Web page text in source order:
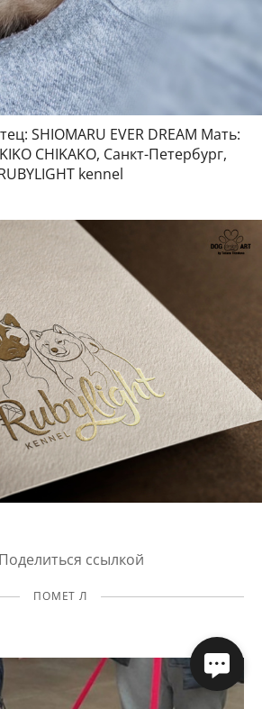
SHIOMARU EVER DREAM Мать:
CHIKAKO, Санкт-Петербург,
kennel
Поделиться ссылкой
ПОМЕТ Л